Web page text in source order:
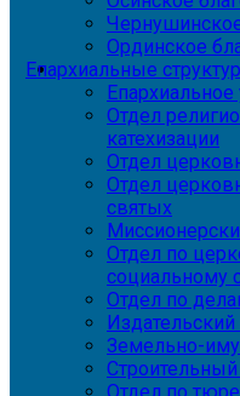
Ординское
Епархиальные
Отдел
катехизации
Отдел
Отдел
святых
Отдел по
социальному
Отдел по
Издательский
Земельно-
Строительный